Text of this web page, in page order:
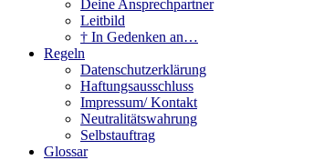
Deine Ansprechpartner
Leitbild
† In Gedenken an…
Regeln
Datenschutzerklärung
Haftungsausschluss
Impressum/ Kontakt
Neutralitätswahrung
Selbstauftrag
Glossar